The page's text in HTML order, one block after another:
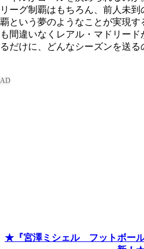
リーグ制覇はもちろん、前人未
覇という夢のようなことが実現
も間違いなくレアル・マドリー
るだけに、どんなシーズンを送る
★『宮澤ミシェル フットボー